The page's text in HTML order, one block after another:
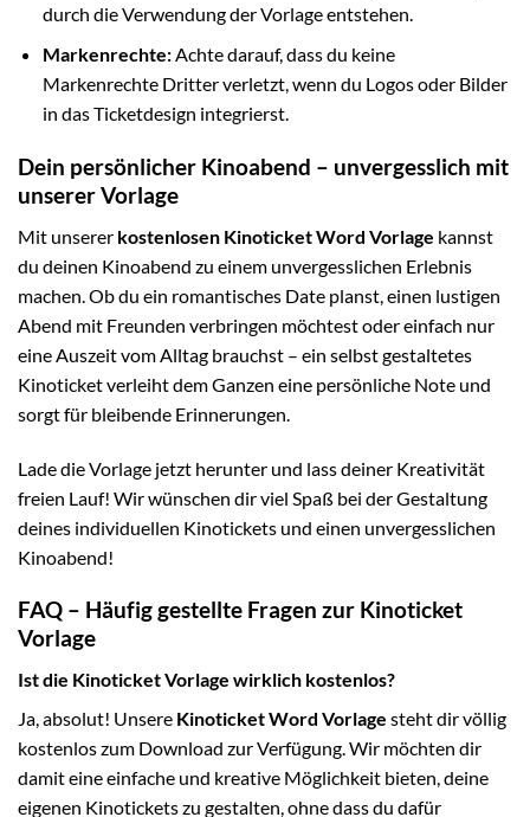
durch die Verwendung der Vorlage entstehen.
Markenrechte:Achte darauf, dass du keine
Markenrechte Dritter verletzt, wenn du Logos oder Bilder
in das Ticketdesign integrierst.
Dein persönlicher Kinoabend – unvergesslich mit
unserer Vorlage
Mit unserer kostenlosen Kinoticket Word Vorlage kannst
du deinen Kinoabend zu einem unvergesslichen Erlebnis
machen. Ob du ein romantisches Date planst, einen lustigen
Abend mit Freunden verbringen möchtest oder einfach nur
eine Auszeit vom Alltag brauchst – ein selbst gestaltetes
Kinoticket verleiht dem Ganzen eine persönliche Note und
sorgt für bleibende Erinnerungen.
Lade die Vorlage jetzt herunter und lass deiner Kreativität
freien Lauf! Wir wünschen dir viel Spaß bei der Gestaltung
deines individuellen Kinotickets und einen unvergesslichen
Kinoabend!
FAQ – Häufig gestellte Fragen zur Kinoticket
Vorlage
Ist die Kinoticket Vorlage wirklich kostenlos?
Ja, absolut! Unsere Kinoticket Word Vorlage steht dir völlig
kostenlos zum Download zur Verfügung. Wir möchten dir
damit eine einfache und kreative Möglichkeit bieten, deine
eigenen Kinotickets zu gestalten, ohne dass du dafür